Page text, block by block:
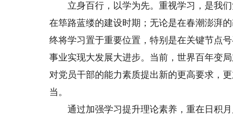
立身百行，以学为先。重视学习，是我们
在筚路蓝缕的建设时期；无论是在春潮澎湃
终将学习置于重要位置，特别是在关键节点
事业实现大发展大进步。当前，世界百年变
对党员干部的能力素质提出新的更高要求，
当。
通过加强学习提升理论素养，重在日积月